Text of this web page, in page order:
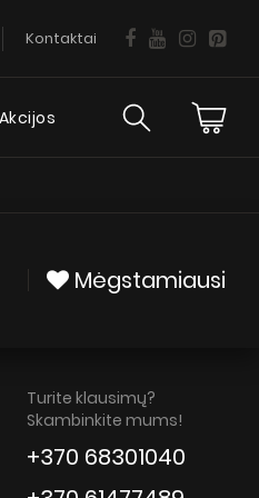
Kontaktai
Akcijos
Mėgstamiausi
Turite klausimų?
Skambinkite mums!
+370 68301040